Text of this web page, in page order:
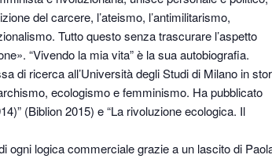
del carcere, l’ateismo, l’antimilitarismo,
Tutto questo senza trascurare l’aspetto
“Vivendo la mia vita” è la sua autobiografia.
di ricerca all’Università degli Studi di Milano in
ecologismo e femminismo. Ha pubblicato
(Biblion 2015) e “La rivoluzione ecologica. Il
ogni logica commerciale grazie a un lascito di